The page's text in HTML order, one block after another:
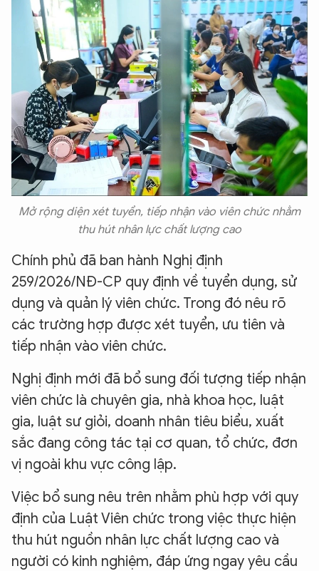
Mở rộng diện xét tuyển, tiếp nhận vào viên chức nhằm
thu hút nhân lực chất lượng cao
Chính phủ đã ban hành Nghị định
259/2026/NĐ-CP quy định về tuyển dụng, sử
dụng và quản lý viên chức. Trong đó nêu rõ
các trường hợp được xét tuyển, ưu tiên và
tiếp nhận vào viên chức.
Nghị định mới đã bổ sung đối tượng tiếp nhận
viên chức là chuyên gia, nhà khoa học, luật
gia, luật sư giỏi, doanh nhân tiêu biểu, xuất
sắc đang công tác tại cơ quan, tổ chức, đơn
vị ngoài khu vực công lập.
Việc bổ sung nêu trên nhằm phù hợp với quy
định của Luật Viên chức trong việc thực hiện
thu hút nguồn nhân lực chất lượng cao và
người có kinh nghiệm, đáp ứng ngay yêu cầu